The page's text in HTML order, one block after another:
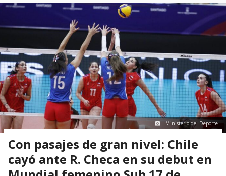
Ministerio del Deporte
Con pasajes de gran nivel: Chile
cayó ante R. Checa en su debut en